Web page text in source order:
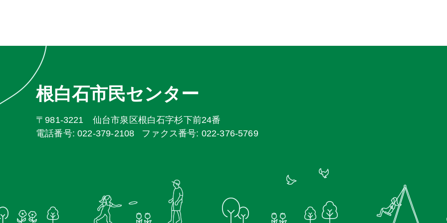
根白石市民センター
〒981-3221 仙台市泉区根白石字杉下前24番
電話番号: 022-379-2108
ファクス番号: 022-376-5769